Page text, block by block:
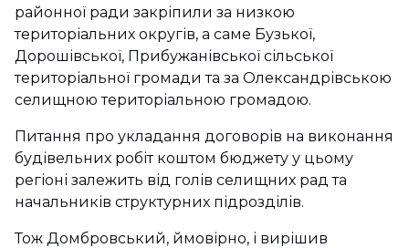
районної ради закріпили за низкою
територіальних округів, а саме Бузької,
Дорошівської, Прибужанівської сільської
територіальної громади та за Олександрівською
селищною територіальною громадою.
Питання про укладання договорів на виконання
будівельних робіт коштом бюджету у цьому
регіоні залежить від голів селищних рад та
начальників структурних підрозділів.
Тож Домбровський, ймовірно, і вирішив